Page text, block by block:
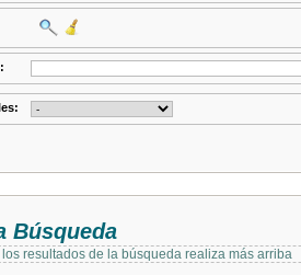
Búsqueda
resultados de la búsqueda realiza más arriba